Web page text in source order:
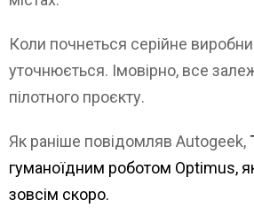
Коли почнеться серійне
уточнюється. Імовірно, все
пілотного проєкту.
Як раніше повідомляв Autogeek,
гуманоїдним роботом Optimus,
зовсім скоро.